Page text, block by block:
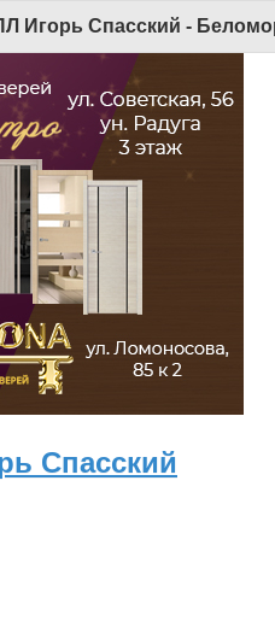
Игорь Спасский -
Спасский